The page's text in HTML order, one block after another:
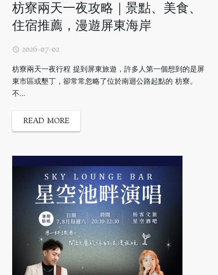
枋寮兩天一夜攻略｜景點、美食、
住宿推薦，漫遊屏東海岸
2026-07-02
枋寮兩天一夜行程 提到屏東旅遊，許多人第一個想到的是屏
東市區或墾丁，卻常常忽略了位於南迴公路起點的 枋寮。
不...
READ MORE